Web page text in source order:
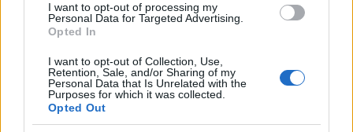
I want to opt-out of processing my
Personal Data for Targeted Advertising.
Opted In
I want to opt-out of Collection, Use,
Retention, Sale, and/or Sharing of my
Personal Data that Is Unrelated with the
Purposes for which it was collected.
Opted Out
Soulmatest. A zenekarnak kezdetektől a mai napig tagja
Randy Brecker, Ian Anderson (Jethro Tull) és Al Di Meola. A
mint 35 Grammy-díjat nyertek el, az eladott hanghordozók
száma pedig meghaladja a 350 milliót.